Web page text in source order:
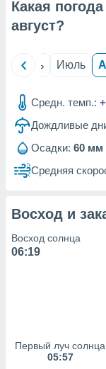
из
данных
1199
Какая
август?
Июнь Июль
Средн. темп.:
Дождливые
Осадки: 60 мм
Средняя
Восход и
Восход солнца
06:19
Первый луч солнца
05:57